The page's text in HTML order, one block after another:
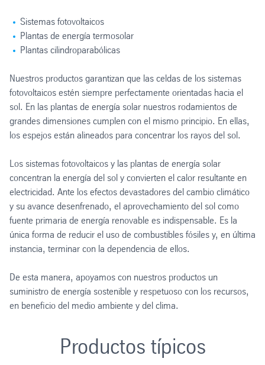
Sistemas fotovoltaicos
Plantas de energía termosolar
Plantas cilindroparabólicas
Nuestros productos garantizan que las celdas de los sistemas
fotovoltaicos estén siempre perfectamente orientadas hacia el
sol. En las plantas de energía solar nuestros rodamientos de
grandes dimensiones cumplen con el mismo principio. En ellas,
los espejos están alineados para concentrar los rayos del sol.
Los sistemas fotovoltaicos y las plantas de energía solar
concentran la energía del sol y convierten el calor resultante en
electricidad. Ante los efectos devastadores del cambio climático
y su avance desenfrenado, el aprovechamiento del sol como
fuente primaria de energía renovable es indispensable. Es la
única forma de reducir el uso de combustibles fósiles y, en última
instancia, terminar con la dependencia de ellos.
De esta manera, apoyamos con nuestros productos un
suministro de energía sostenible y respetuoso con los recursos,
en beneficio del medio ambiente y del clima.
Productos típicos